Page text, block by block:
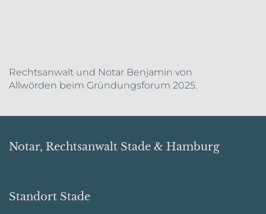
Rechtsanwalt und Notar Benjamin von
Allwörden beim Gründungsforum 2025.
Notar, Rechtsanwalt Stade & Hamburg
Standort Stade